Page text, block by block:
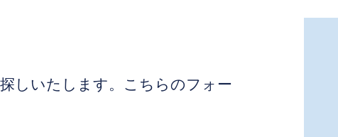
しいたします。こちらのフォー